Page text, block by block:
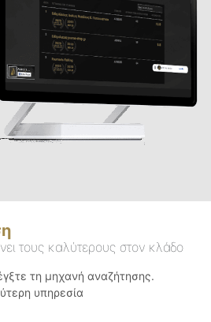
τους καλύτερους στον κλάδο
τη μηχανή αναζήτησης.
υπηρεσία